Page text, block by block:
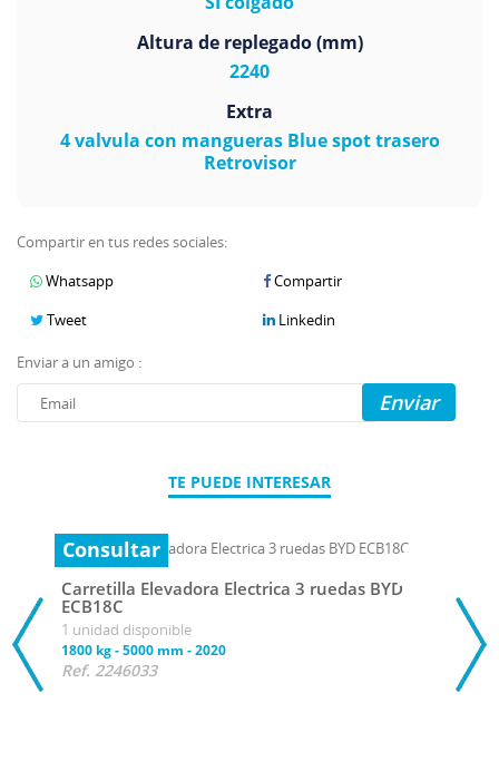
Altura de replegado (mm)
2240
Extra
4 valvula con mangueras Blue spot trasero
Retrovisor
Compartir en tus redes sociales:
Whatsapp
Compartir
Tweet
Linkedin
Enviar a un amigo :
Enviar
TE PUEDE INTERESAR
Consultar
Carretilla Elevadora Electrica 3 ruedas BYD
ECB18C
1 unidad disponible
1800 kg-5000 mm -2020
Ref. 2246033